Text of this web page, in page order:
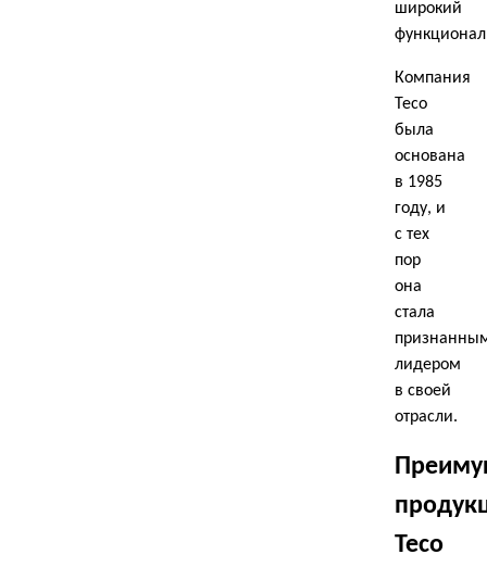
широкий
Компания
Teco
была
основана
в 1985
году, и
с тех
пор
она
стала
лидером
в своей
отрасли.
Teco